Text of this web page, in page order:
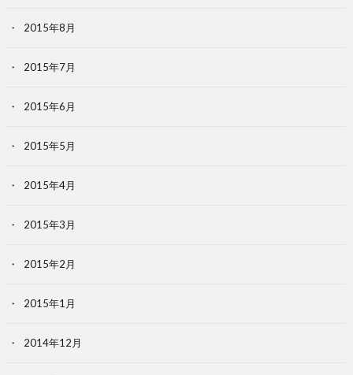
2015年8月
2015年7月
2015年6月
2015年5月
2015年4月
2015年3月
2015年2月
2015年1月
2014年12月